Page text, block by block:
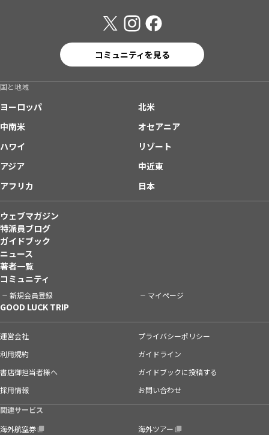
コミュニティを見る
国と地域
ヨーロッパ
北米
中南米
オセアニア
ハワイ
リゾート
アジア
中近東
アフリカ
日本
ウェブマガジン
特派員ブログ
ガイドブック
ニュース
著者一覧
コミュニティ
新規会員登録 マイページ
GOOD LUCK TRIP
運営会社
プライバシーポリシー
利用規約
ガイドライン
書店御担当者様へ
ガイドブックに投稿する
採用情報
お問い合わせ
関連サービス
海外航空券
海外ツアー